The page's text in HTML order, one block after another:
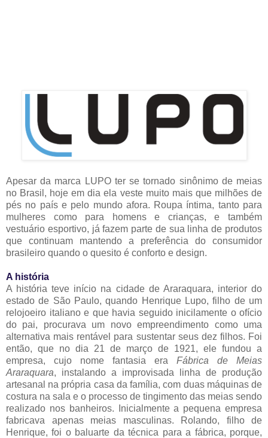
Apesar da marca LUPO ter se tornado sinônimo de meias
no Brasil, hoje em dia ela veste muito mais que milhões de
pés no país e pelo mundo afora. Roupa íntima, tanto para
mulheres como para homens e crianças, e também
vestuário esportivo, já fazem parte de sua linha de produtos
que continuam mantendo a preferência do consumidor
brasileiro quando o quesito é conforto e design.
A história
A história teve início na cidade de Araraquara, interior do
estado de São Paulo, quando Henrique Lupo, filho de um
relojoeiro italiano e que havia seguido inicilamente o ofício
do pai, procurava um novo empreendimento como uma
alternativa mais rentável para sustentar seus dez filhos. Foi
então, que no dia 21 de março de 1921, ele fundou a
empresa, cujo nome fantasia era Fábrica de Meias
Araraquara, instalando a improvisada linha de produção
artesanal na própria casa da família, com duas máquinas de
costura na sala e o processo de tingimento das meias sendo
realizado nos banheiros. Inicialmente a pequena empresa
fabricava apenas meias masculinas. Rolando, filho de
Henrique, foi o baluarte da técnica para a fábrica, porque,